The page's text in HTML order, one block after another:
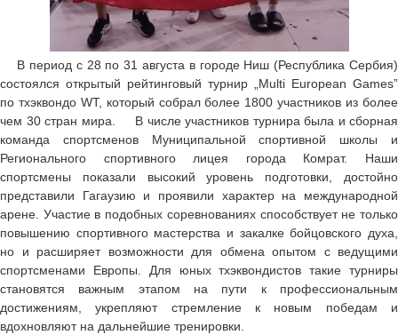
В период с 28 по 31 августа в городе Ниш (Республика Сербия)
состоялся открытый рейтинговый турнир „Multi European Games”
по тхэквондо WT, который собрал более 1800 участников из более
чем 30 стран мира. В числе участников турнира была и сборная
команда спортсменов Муниципальной спортивной школы и
Регионального спортивного лицея города Комрат. Наши
спортсмены показали высокий уровень подготовки, достойно
представили Гагаузию и проявили характер на международной
арене. Участие в подобных соревнованиях способствует не только
повышению спортивного мастерства и закалке бойцовского духа,
но и расширяет возможности для обмена опытом с ведущими
спортсменами Европы. Для юных тхэквондистов такие турниры
становятся важным этапом на пути к профессиональным
достижениям, укрепляют стремление к новым победам и
вдохновляют на дальнейшие тренировки.